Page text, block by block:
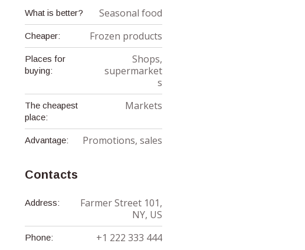
What is better? Seasonal food
Cheaper: Frozen products
Places for
buying:
Shops,
supermarket
s
The cheapest
place:
Markets
Advantage: Promotions, sales
Contacts
Address:
Farmer Street 101,
NY, US
Phone: +1 222 333 444